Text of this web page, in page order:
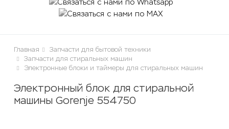
Главная
Запчасти для бытовой техники
Запчасти для стиральных машин
Электронные блоки и таймеры для стиральных машин
Электронный блок для стиральной
машины Gorenje 554750